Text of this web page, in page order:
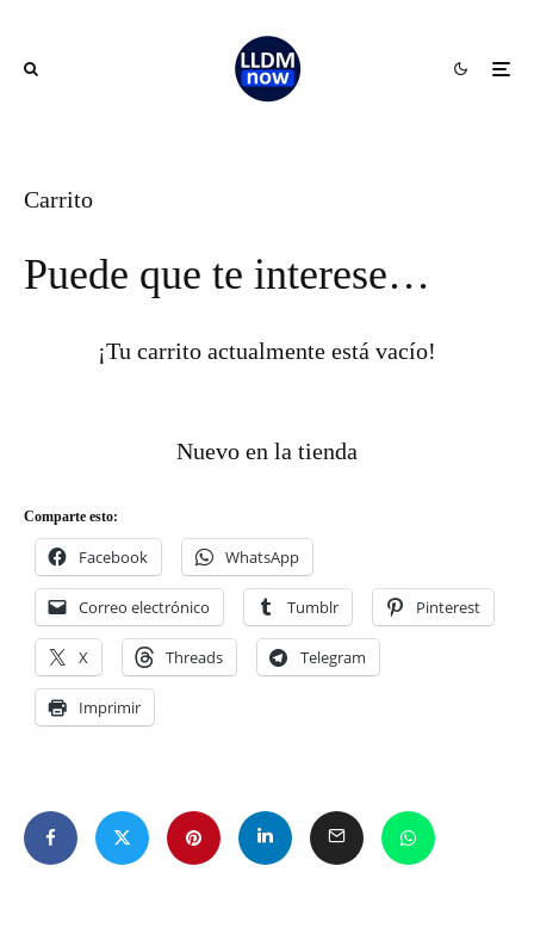
Carrito
Puede que te interese…
¡Tu carrito actualmente está vacío!
Nuevo en la tienda
Comparte esto:
Facebook WhatsApp
Correo electrónico Tumblr Pinterest
X Threads Telegram
Imprimir